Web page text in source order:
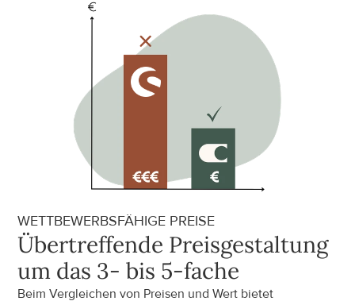
WETTBEWERBSFÄHIGE PREISE
Übertreffende Preisgestaltung
um das 3- bis 5-fache
Beim Vergleichen von Preisen und Wert bietet